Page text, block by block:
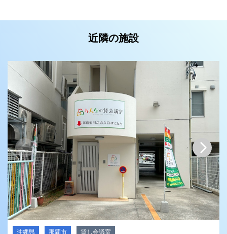
近隣の施設
沖縄県 那覇市 貸し会議室